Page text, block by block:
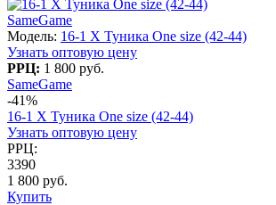
SameGame
Модель: 16-1 X Туника One size (42-44)
Узнать оптовую цену
РРЦ: 1 800 руб.
SameGame
-41%
16-1 X Туника One size (42-44)
Узнать оптовую цену
РРЦ:
3390
1 800 руб.
Купить